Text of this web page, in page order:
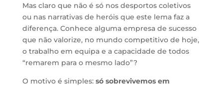
Mas claro que não é só nos desportos coletivos
ou nas narrativas de heróis que este lema faz a
diferença. Conhece alguma empresa de sucesso
que não valorize, no mundo competitivo de hoje,
o trabalho em equipa e a capacidade de todos
“remarem para o mesmo lado”?
O motivo é simples: só sobrevivemos em